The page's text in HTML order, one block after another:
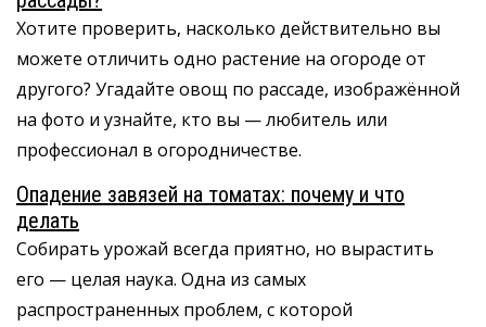
Хотите проверить, насколько действительно вы
можете отличить одно растение на огороде от
другого? Угадайте овощ по рассаде, изображённой
на фото и узнайте, кто вы — любитель или
профессионал в огородничестве.
Опадение завязей на томатах: почему и что
делать
Собирать урожай всегда приятно, но вырастить
его — целая наука. Одна из самых
распространенных проблем, с которой